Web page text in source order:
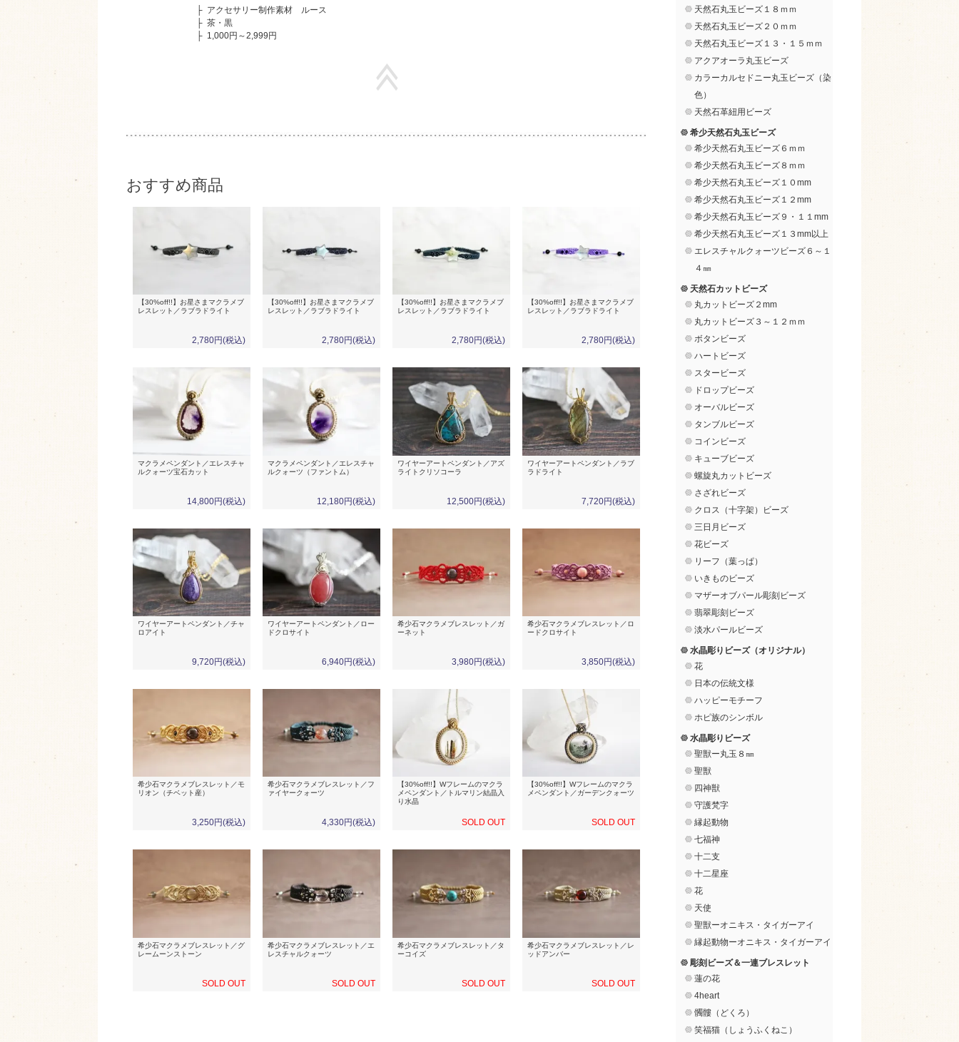
├ アクセサリー制作素材 ルース
├ 茶・黒
├ 1,000円～2,999円
おすすめ商品
【30%off!!】お星さまマクラメブ
レスレット／ラブラドライト
2,780円(税込)
【30%off!!】お星さまマクラメブ
レスレット／ラブラドライト
2,780円(税込)
【30%off!!】お星さまマクラメブ
レスレット／ラブラドライト
2,780円(税込)
【30%off!!】お星さまマクラメブ
レスレット／ラブラドライト
2,780円(税込)
マクラメペンダント／エレスチャ
ルクォーツ宝石カット
14,800円(税込)
マクラメペンダント／エレスチャ
ルクォーツ（ファントム）
12,180円(税込)
ワイヤーアートペンダント／アズ
ライトクリソコーラ
12,500円(税込)
ワイヤーアートペンダント／ラブ
ラドライト
7,720円(税込)
ワイヤーアートペンダント／チャ
ロアイト
9,720円(税込)
ワイヤーアートペンダント／ロー
ドクロサイト
6,940円(税込)
希少石マクラメブレスレット／ガ
ーネット
3,980円(税込)
希少石マクラメブレスレット／ロ
ードクロサイト
3,850円(税込)
希少石マクラメブレスレット／モ
リオン（チベット産）
3,250円(税込)
希少石マクラメブレスレット／フ
ァイヤークォーツ
4,330円(税込)
【30%off!!】Wフレームのマクラ
メペンダント／トルマリン結晶入
り水晶
SOLD OUT
【30%off!!】Wフレームのマクラ
メペンダント／ガーデンクォーツ
SOLD OUT
希少石マクラメブレスレット／グ
レームーンストーン
SOLD OUT
希少石マクラメブレスレット／エ
レスチャルクォーツ
SOLD OUT
希少石マクラメブレスレット／タ
ーコイズ
SOLD OUT
希少石マクラメブレスレット／レ
ッドアンバー
SOLD OUT
天然石丸玉ビーズ１８ｍｍ
天然石丸玉ビーズ２０ｍｍ
天然石丸玉ビーズ１３・１５ｍｍ
アクアオーラ丸玉ビーズ
カラーカルセドニー丸玉ビーズ（染
色）
天然石革紐用ビーズ
希少天然石丸玉ビーズ
希少天然石丸玉ビーズ６ｍｍ
希少天然石丸玉ビーズ８ｍｍ
希少天然石丸玉ビーズ１０mm
希少天然石丸玉ビーズ１２mm
希少天然石丸玉ビーズ９・１１mm
希少天然石丸玉ビーズ１３mm以上
エレスチャルクォーツビーズ６～１
４㎜
天然石カットビーズ
丸カットビーズ２mm
丸カットビーズ３～１２ｍｍ
ボタンビーズ
ハートビーズ
スタービーズ
ドロップビーズ
オーバルビーズ
タンブルビーズ
コインビーズ
キューブビーズ
螺旋丸カットビーズ
さざれビーズ
クロス（十字架）ビーズ
三日月ビーズ
花ビーズ
リーフ（葉っぱ）
いきものビーズ
マザーオブパール彫刻ビーズ
翡翠彫刻ビーズ
淡水パールビーズ
水晶彫りビーズ（オリジナル）
花
日本の伝統文様
ハッピーモチーフ
ホピ族のシンボル
水晶彫りビーズ
聖獣ー丸玉８㎜
聖獣
四神獣
守護梵字
縁起動物
七福神
十二支
十二星座
花
天使
聖獣ーオニキス・タイガーアイ
縁起動物ーオニキス・タイガーアイ
彫刻ビーズ＆一連ブレスレット
蓮の花
4heart
髑髏（どくろ）
笑福猫（しょうふくねこ）